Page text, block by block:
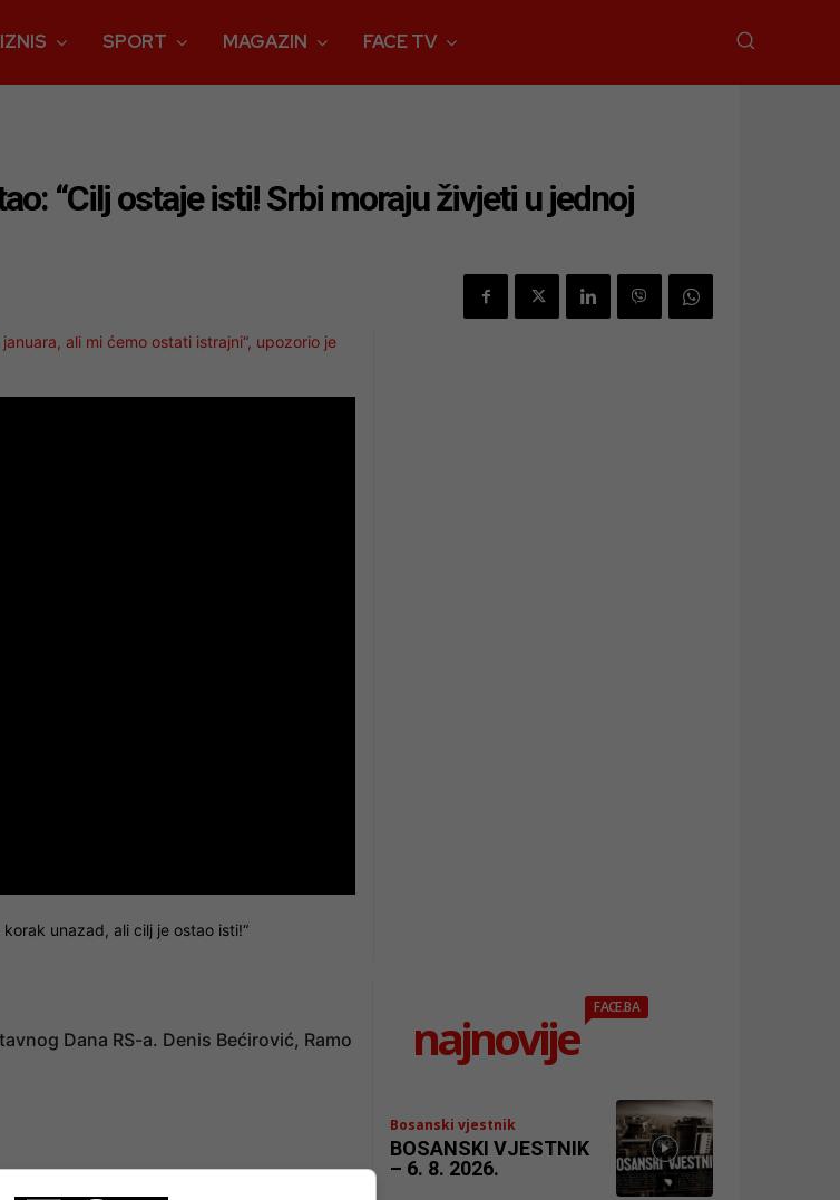
SPORT MAGAZIN FACE TV
“Cilj ostaje isti! Srbi moraju živjeti u jednoj
ali mi ćemo ostati istrajni“, upozorio je
unazad, ali cilj je ostao isti!“
Dana RS-a. Denis Bećirović, Ramo
najnovije
FACE.BA
Bosanski vjestnik
BOSANSKI VJESTNIK
– 6. 8. 2026.